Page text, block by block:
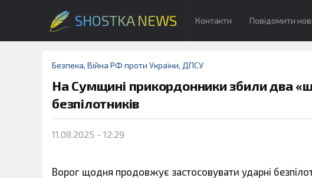
SHOSTKA NEWS Контакти Повідомити
Безпека, Війна РФ проти України, ДПСУ
На Сумщині прикордонники збили два
безпілотників
11.08.2025 - 12:29
Ворог щодня продовжує застосовувати ударні